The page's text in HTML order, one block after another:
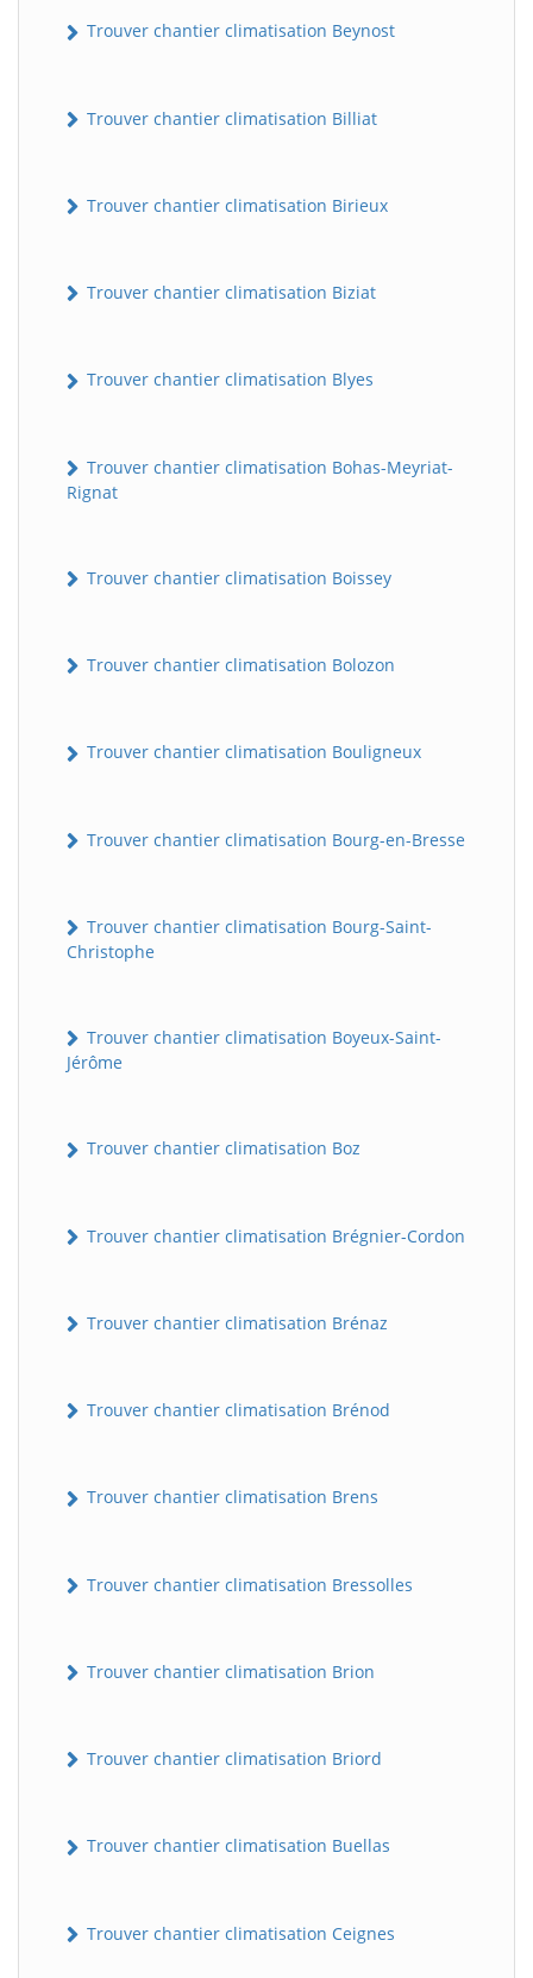
Trouver chantier climatisation Beynost
Trouver chantier climatisation Billiat
Trouver chantier climatisation Birieux
Trouver chantier climatisation Biziat
Trouver chantier climatisation Blyes
Trouver chantier climatisation Bohas-Meyriat-
Rignat
Trouver chantier climatisation Boissey
Trouver chantier climatisation Bolozon
Trouver chantier climatisation Bouligneux
Trouver chantier climatisation Bourg-en-Bresse
Trouver chantier climatisation Bourg-Saint-
Christophe
Trouver chantier climatisation Boyeux-Saint-
Jérôme
Trouver chantier climatisation Boz
Trouver chantier climatisation Brégnier-Cordon
Trouver chantier climatisation Brénaz
Trouver chantier climatisation Brénod
Trouver chantier climatisation Brens
Trouver chantier climatisation Bressolles
Trouver chantier climatisation Brion
Trouver chantier climatisation Briord
Trouver chantier climatisation Buellas
Trouver chantier climatisation Ceignes